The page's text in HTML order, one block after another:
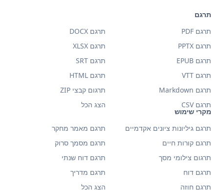
מקרי שימוש
תרגם גיליונות ציונים אקדמיים
תרגם מאמר מחקר
תרגם קורות חיים
תרגם מסמך סרוק
תרגום צילומי מסך
תרגם דוח שנתי
תרגם דוח
תרגם מדריך
תרגם חוזה
הצג הכל
תרגם
תרגם PDF
תרגם DOCX
תרגם PPTX
תרגם XLSX
תרגם EPUB
תרגם SRT
תרגם VTT
תרגם HTML
תרגם Markdown
תרגום קבצי ZIP
תרגם CSV
הצג הכל